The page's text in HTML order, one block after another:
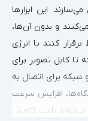
این ابزارها
و بدون آن‌ها،
کنند یا انرژی
تا کابل تصویر برای
شبکه برای اتصال به
افزایش سرعت
باعث کاهش